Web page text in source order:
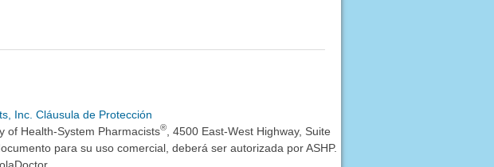
Inc. Cláusula de Protección
of Health-System Pharmacists®
, 4500 East-West Highway, Suite
para su uso comercial, deberá ser autorizada por ASHP.